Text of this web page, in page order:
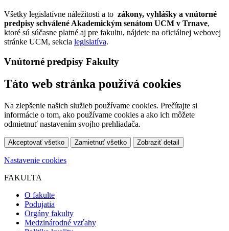
Všetky legislatívne náležitosti a to zákony, vyhlášky a vnútorné
predpisy schválené Akademickým senátom UCM v Trnave,
ktoré sú súčasne platné aj pre fakultu, nájdete na oficiálnej webovej
stránke UCM, sekcia legislatíva.
Vnútorné predpisy Fakulty
Táto web stránka používá cookies
Na zlepšenie našich služieb používame cookies. Prečítajte si
informácie o tom, ako používame cookies a ako ich môžete
odmietnuť nastavením svojho prehliadača.
Akceptovať všetko Zamietnuť všetko Zobraziť detail
Nastavenie cookies
FAKULTA
O fakulte
Podujatia
Orgány fakulty
Medzinárodné vzťahy